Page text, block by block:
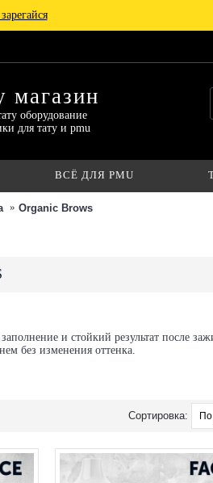
магазин
оборудование
для тату и pmu
ВСЁ ДЛЯ PMU
Organic Brows
и стойкий результат после
без изменения оттенка.
Сортировка: